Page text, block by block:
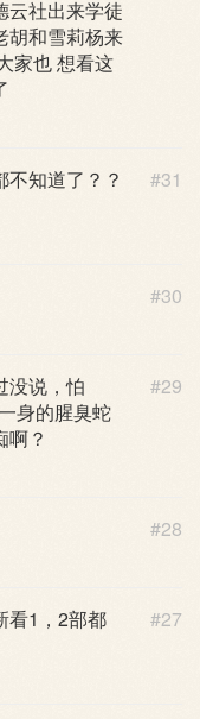
云社出来学徒
胡和雪莉杨来
家也 想看这
#31
知道了？？
#30
#29
没说，怕
身的腥臭蛇
啊？
#28
#27
看1，2部都